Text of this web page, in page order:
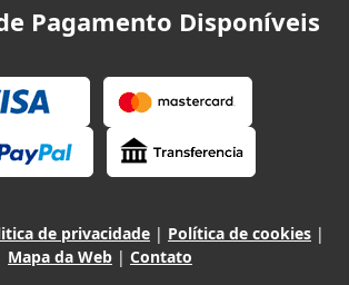
Pagamento Disponíveis
de privacidade | Política de cookies |
Mapa da Web | Contato